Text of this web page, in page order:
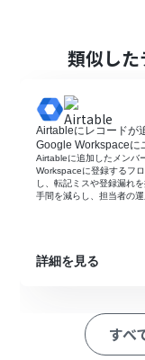
Yoomと連携
次に、トリガ
のフォームを指
最後に、オペ
し、「新規ユ
こでフォーム
で、回答内容
※「トリガー」：フ
■このワークフロー
Google
では、氏名や
に、Googleフ
類似した
Airtableにレコードが
Google Workspaceに
Airtableに追加したメンバ
Workspaceに登録するフ
し、転記ミスや登録漏れ
手間を減らし、担当者の
詳細を見る
すべ